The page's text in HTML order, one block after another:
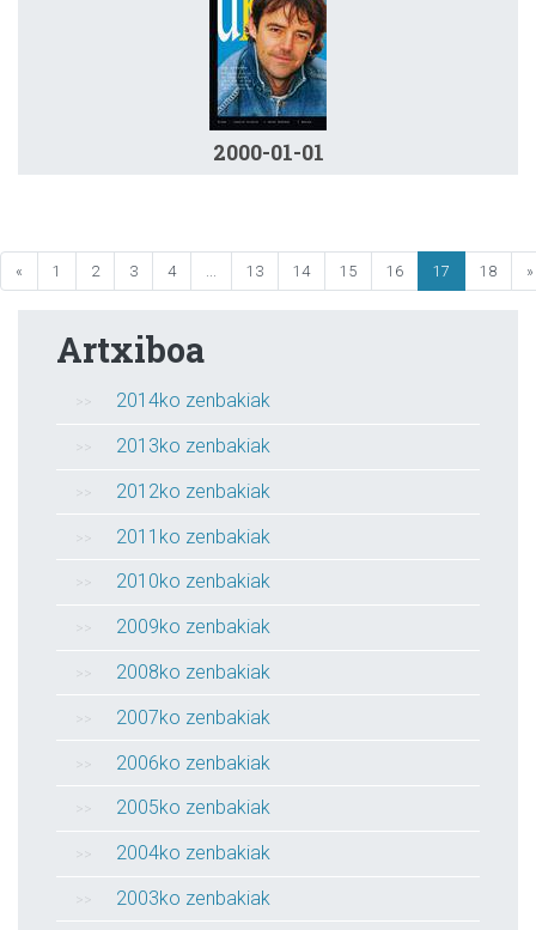
2000-01-01
« 1 2 3 4 13 14 15 16 17 18 »
Artxiboa
2014ko zenbakiak
2013ko zenbakiak
2012ko zenbakiak
2011ko zenbakiak
2010ko zenbakiak
2009ko zenbakiak
2008ko zenbakiak
2007ko zenbakiak
2006ko zenbakiak
2005ko zenbakiak
2004ko zenbakiak
2003ko zenbakiak